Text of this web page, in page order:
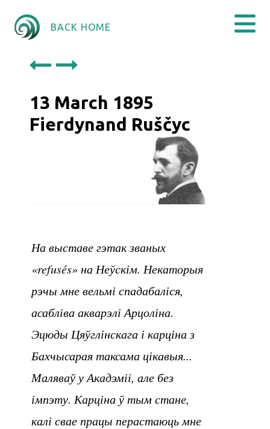
BACK HOME
13 March 1895
Fierdynand Ruščyc
На выставе гэтак званых
«refusés» на Неўскім. Некаторыя
рэчы мне вельмі спадабаліся,
асабліва акварэлі Арцоліна.
Эцюды Цяўглінскага і карціна з
Бахчысарая таксама цікавыя...
Маляваў у Акадэміі, але без
імпэту. Карціна ў тым стане,
калі свае працы перастаюць мне